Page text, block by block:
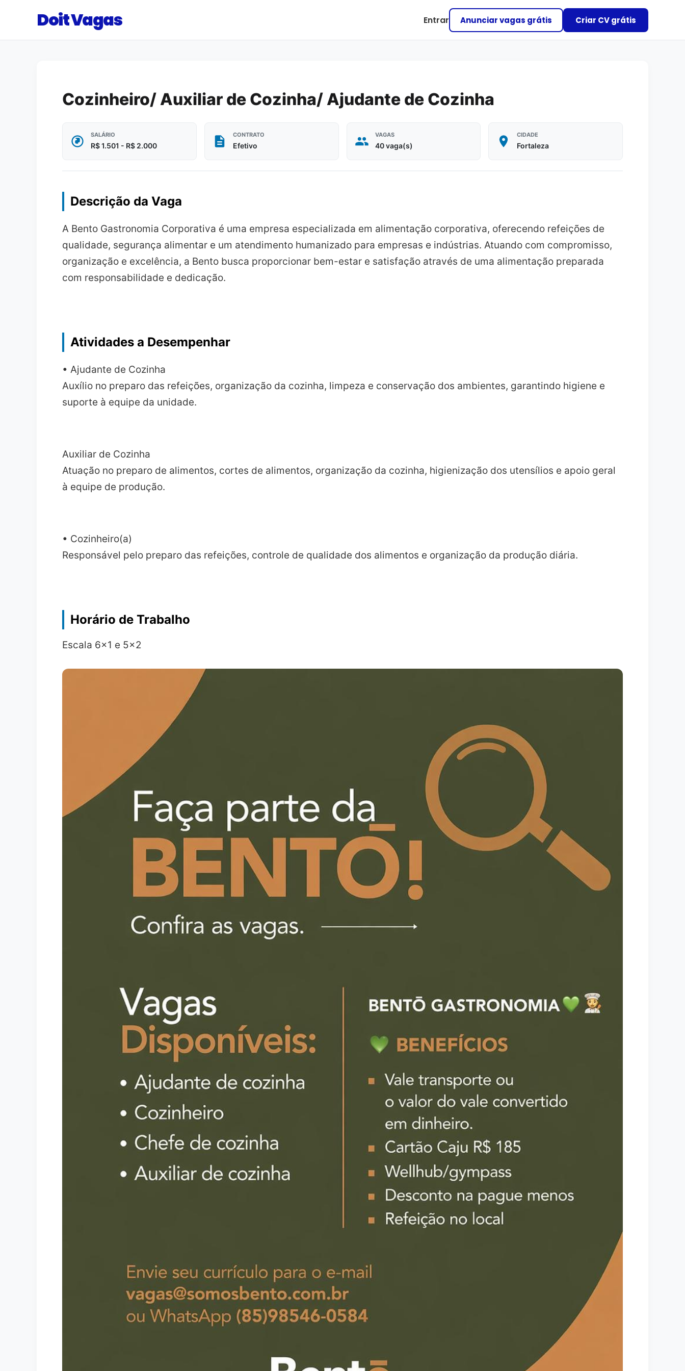
Doit Vagas Entrar Anunciar vagas grátis Criar CV grátis
Cozinheiro/ Auxiliar de Cozinha/ Ajudante de Cozinha
SALÁRIO
R$ 1.501 - R$ 2.000
CONTRATO
Efetivo
VAGAS
40 vaga(s)
CIDADE
Fortaleza
Descrição da Vaga
A Bento Gastronomia Corporativa é uma empresa especializada em alimentação corporativa, oferecendo refeições de
qualidade, segurança alimentar e um atendimento humanizado para empresas e indústrias. Atuando com compromisso,
organização e excelência, a Bento busca proporcionar bem-estar e satisfação através de uma alimentação preparada
com responsabilidade e dedicação.
Atividades a Desempenhar
• Ajudante de Cozinha
Auxílio no preparo das refeições, organização da cozinha, limpeza e conservação dos ambientes, garantindo higiene e
suporte à equipe da unidade.
Auxiliar de Cozinha
Atuação no preparo de alimentos, cortes de alimentos, organização da cozinha, higienização dos utensílios e apoio geral
à equipe de produção.
• Cozinheiro(a)
Responsável pelo preparo das refeições, controle de qualidade dos alimentos e organização da produção diária.
Horário de Trabalho
Escala 6x1 e 5x2